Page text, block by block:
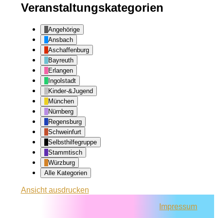
Veranstaltungskategorien
Angehörige
Ansbach
Aschaffenburg
Bayreuth
Erlangen
Ingolstadt
Kinder-&Jugend
München
Nürnberg
Regensburg
Schweinfurt
Selbsthilfegruppe
Stammtisch
Würzburg
Alle Kategorien
Ansichtausdrucken
Impressum